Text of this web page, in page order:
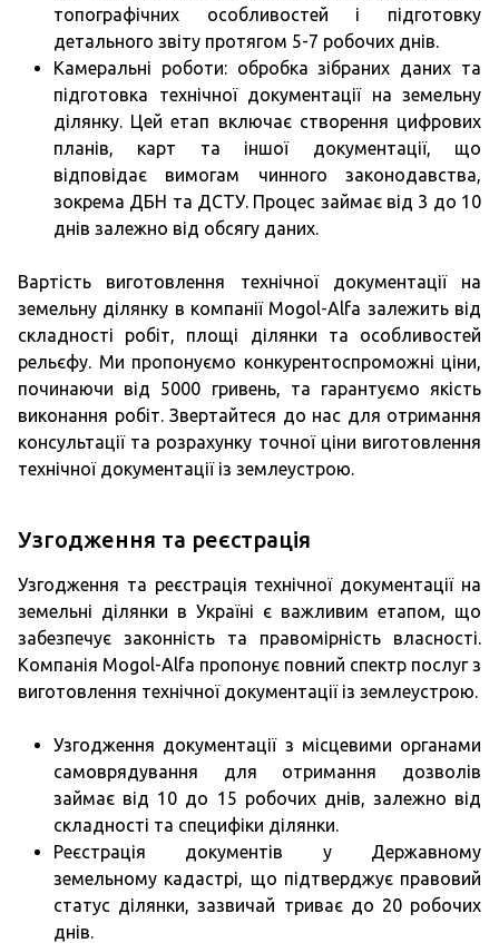
топографічних особливостей і підготовку
детального звіту протягом 5-7 робочих днів.
Камеральні роботи: обробка зібраних даних та
підготовка технічної документації на земельну
ділянку. Цей етап включає створення цифрових
планів, карт та іншої документації, що
відповідає вимогам чинного законодавства,
зокрема ДБН та ДСТУ. Процес займає від 3 до 10
днів залежно від обсягу даних.
Вартість виготовлення технічної документації на
земельну ділянку в компанії Mogol-Alfa залежить від
складності робіт, площі ділянки та особливостей
рельєфу. Ми пропонуємо конкурентоспроможні ціни,
починаючи від 5000 гривень, та гарантуємо якість
виконання робіт. Звертайтеся до нас для отримання
консультації та розрахунку точної ціни виготовлення
технічної документації із землеустрою.
Узгодження та реєстрація
Узгодження та реєстрація технічної документації на
земельні ділянки в Україні є важливим етапом, що
забезпечує законність та правомірність власності.
Компанія Mogol-Alfa пропонує повний спектр послуг з
виготовлення технічної документації із землеустрою.
Узгодження документації з місцевими органами
самоврядування для отримання дозволів
займає від 10 до 15 робочих днів, залежно від
складності та специфіки ділянки.
Реєстрація документів у Державному
земельному кадастрі, що підтверджує правовий
статус ділянки, зазвичай триває до 20 робочих
днів.